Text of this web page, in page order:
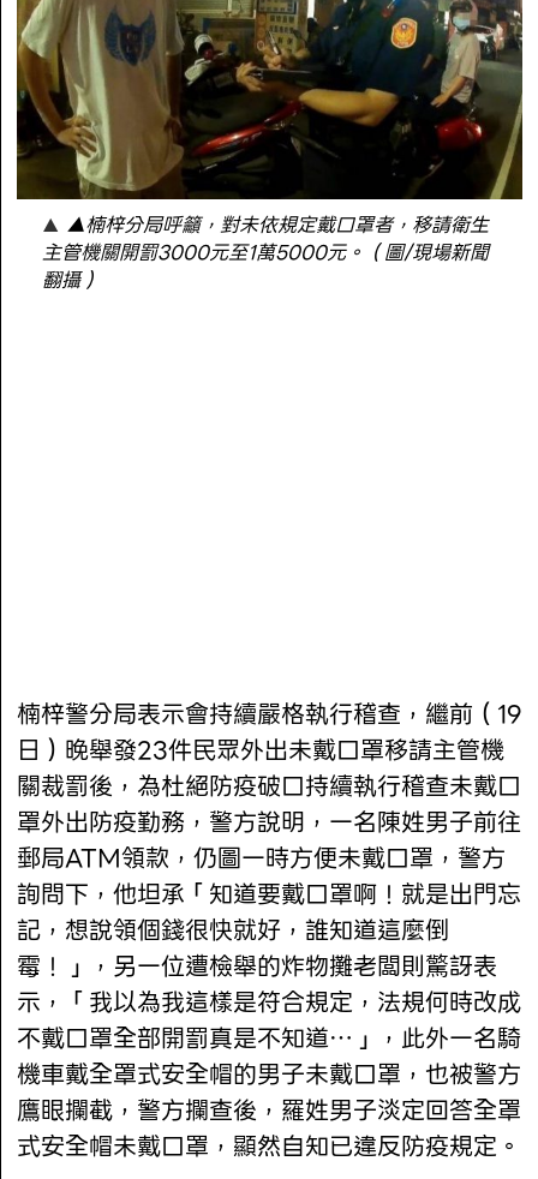
▲楠梓分局呼籲，對未依規定戴口罩者，移請衛生
主管機關開罰3000元至1萬5000元。（圖/現場新聞
翻攝）
楠梓警分局表示會持續嚴格執行稽查，繼前（19
日）晚舉發23件民眾外出未戴口罩移請主管機
關裁罰後，為杜絕防疫破口持續執行稽查未戴口
罩外出防疫勤務，警方說明，一名陳姓男子前往
郵局ATM領款，仍圖一時方便未戴口罩，警方
詢問下，他坦承「知道要戴口罩啊！就是出門忘
記，想說領個錢很快就好，誰知道這麼倒
霉！」，另一位遭檢舉的炸物攤老闆則驚訝表
示，「我以為我這樣是符合規定，法規何時改成
不戴口罩全部開罰真是不知道…」，此外一名騎
機車戴全罩式安全帽的男子未戴口罩，也被警方
鷹眼攔截，警方攔查後，羅姓男子淡定回答全罩
式安全帽未戴口罩，顯然自知已違反防疫規定。